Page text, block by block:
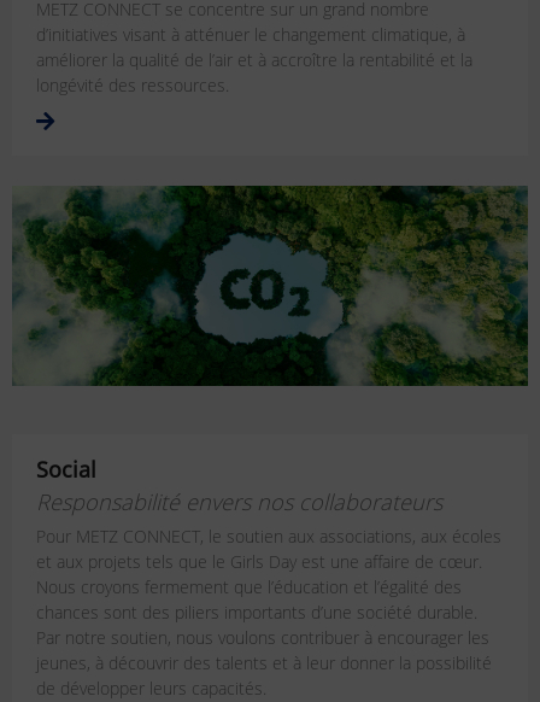
METZ CONNECT se concentre sur un grand nombre
d’initiatives visant à atténuer le changement climatique, à
améliorer la qualité de l’air et à accroître la rentabilité et la
longévité des ressources.
Social
Responsabilité envers nos collaborateurs
Pour METZ CONNECT, le soutien aux associations, aux écoles
et aux projets tels que le Girls Day est une affaire de cœur.
Nous croyons fermement que l’éducation et l’égalité des
chances sont des piliers importants d’une société durable.
Par notre soutien, nous voulons contribuer à encourager les
jeunes, à découvrir des talents et à leur donner la possibilité
de développer leurs capacités.